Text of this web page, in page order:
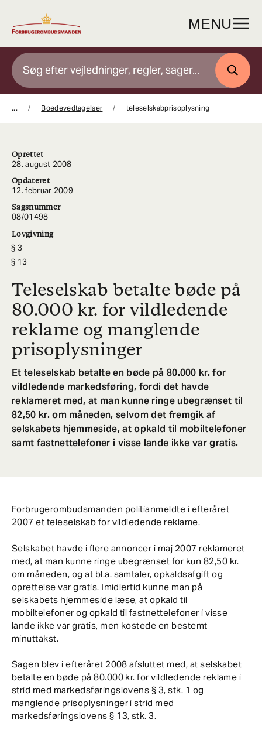
indhold
MENU
SØG
... Boedevedtagelser teleselskabprisoplysning
Oprettet
28. august 2008
Opdateret
12. februar 2009
Sagsnummer
08/01498
Lovgivning
3
13
Teleselskab betalte bøde på
80.000 kr. for vildledende
reklame og manglende
prisoplysninger
Et teleselskab betalte en bøde på 80.000 kr. for
vildledende markedsføring, fordi det havde
reklameret med, at man kunne ringe ubegrænset til
82,50 kr. om måneden, selvom det fremgik af
selskabets hjemmeside, at opkald til mobiltelefoner
samt fastnettelefoner i visse lande ikke var gratis.
Forbrugerombudsmanden politianmeldte i efteråret
2007 et teleselskab for vildledende reklame.
Selskabet havde i flere annoncer i maj 2007 reklameret
med, at man kunne ringe ubegrænset for kun 82,50 kr.
om måneden, og at bl.a. samtaler, opkaldsafgift og
oprettelse var gratis. Imidlertid kunne man på
selskabets hjemmeside læse, at opkald til
mobiltelefoner og opkald til fastnettelefoner i visse
lande ikke var gratis, men kostede en bestemt
minuttakst.
Sagen blev i efteråret 2008 afsluttet med, at selskabet
betalte en bøde på 80.000 kr. for vildledende reklame i
strid med markedsføringslovens § 3, stk. 1 og
manglende prisoplysninger i strid med
markedsføringslovens § 13, stk. 3.